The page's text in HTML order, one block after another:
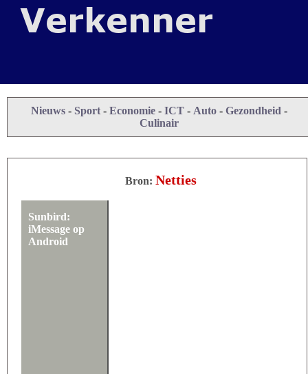
Nieuws - Sport -Economie -ICT - Auto -Gezondheid -
Culinair
Bron: Netties
Sunbird:
iMessage op
Android